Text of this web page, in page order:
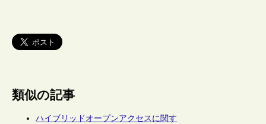
類似の記事
ハイブリッドオープンアクセスに関す